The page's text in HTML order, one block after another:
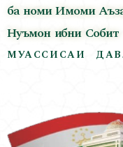
ба номи Имоми
Нуъмон ибни Собит
МУАССИСАИ